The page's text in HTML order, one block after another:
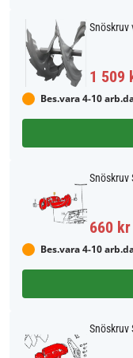
Snöskruv
1 509
Bes.vara 4-10
Snöskruv
660 kr
Bes.vara 4-10
Snöskruv